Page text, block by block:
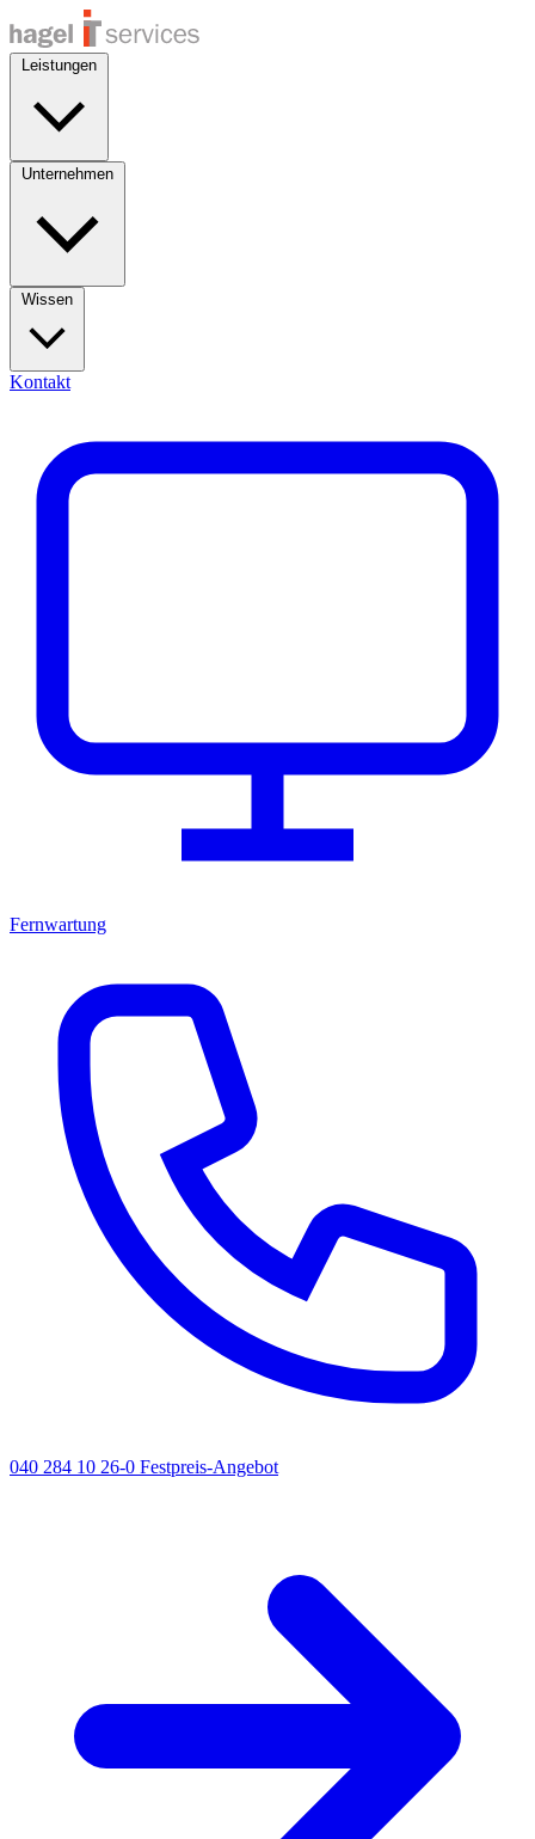
Kontakt
Fernwartung
040 284 10 26-0 Festpreis-Angebot